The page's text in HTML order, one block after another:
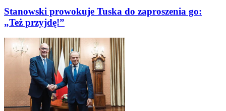
Stanowski prowokuje Tuska do zaproszenia go:
„Też przyjdę!”